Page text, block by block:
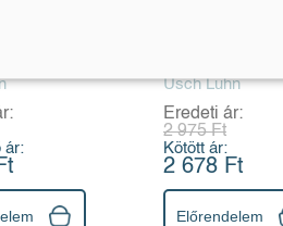
ár:
Usch Luhn
Eredeti ár:
2 975 Ft
Kötött ár:
2 678 Ft
Előrendelem